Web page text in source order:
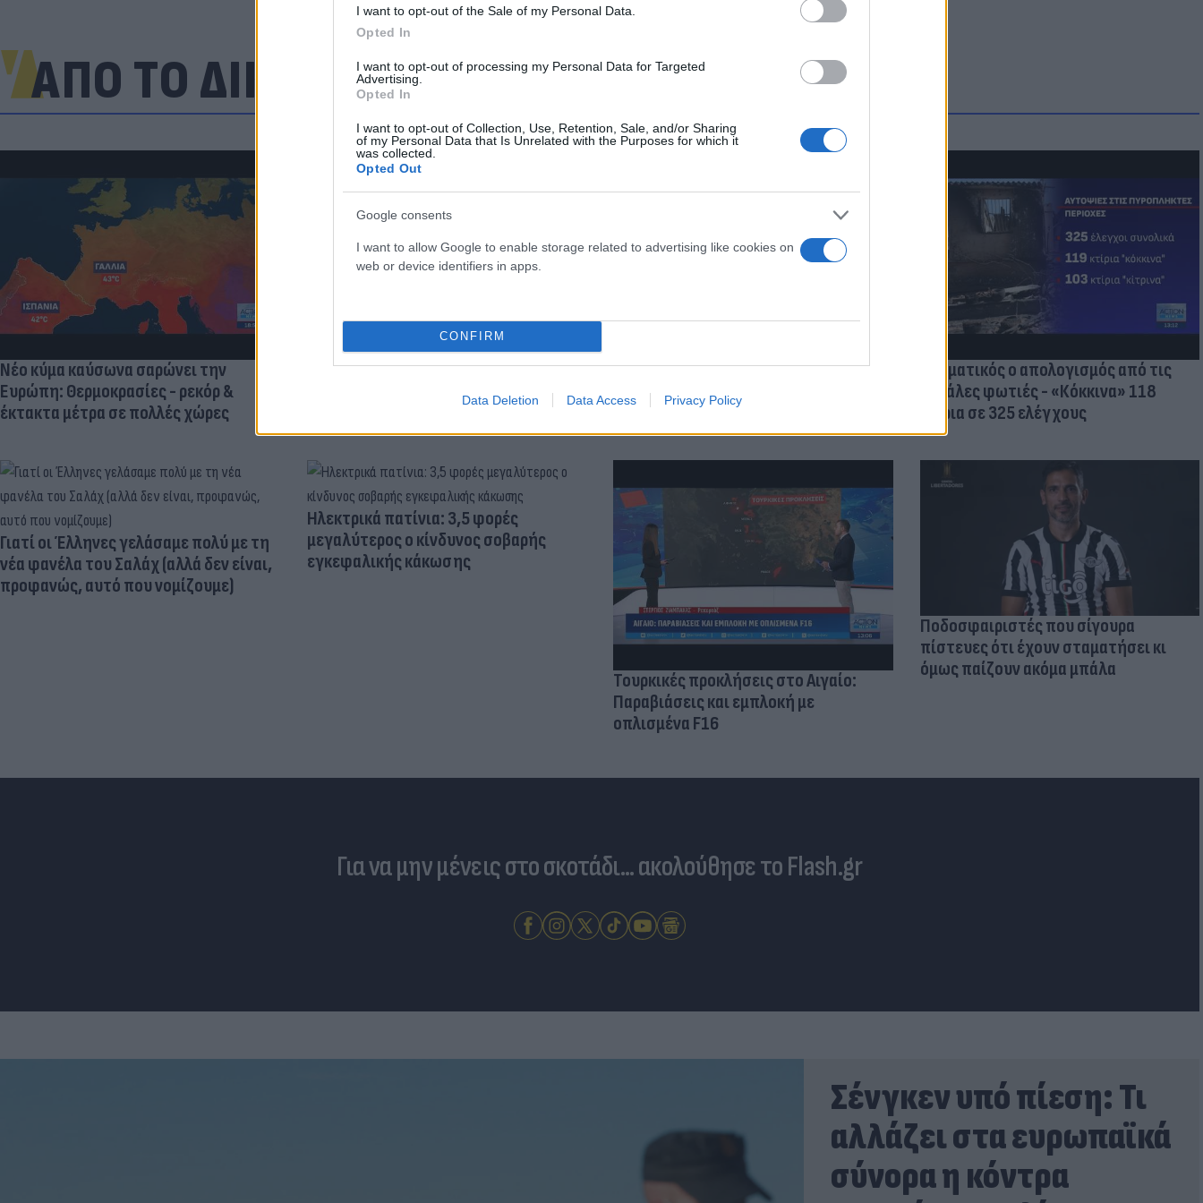
I want to opt-out of the Sale of my Personal Data.
Opted In
I want to opt-out of processing my Personal Data for Targeted
Advertising.
Opted In
I want to opt-out of Collection, Use, Retention, Sale, and/or Sharing
of my Personal Data that Is Unrelated with the Purposes for which it
was collected.
Opted Out
Google consents
I want to allow Google to enable storage related to advertising like cookies on
web or device identifiers in apps.
CONFIRM
Data Deletion Data Access Privacy Policy
ΑΠΟ ΤΟ ΔΙΚΤΥΟ
Νέο κύμα καύσωνα σαρώνει την
Ευρώπη: Θερμοκρασίες - ρεκόρ &
έκτακτα μέτρα σε πολλές χώρες
εντυπωσίασε στο Instagram, την
σχολίασε και η σύντροφος του
Και οι μαϊμούδες έχουν κατοικίδια! Οι
επιστήμονες ρίχνουν φως στις
Δραματικός ο απολογισμός από τις
μεγάλες φωτιές - «Κόκκινα» 118
κτίρια σε 325 ελέγχους
Γιατί οι Έλληνες γελάσαμε πολύ με τη
νέα φανέλα του Σαλάχ (αλλά δεν είναι,
προφανώς, αυτό που νομίζουμε)
Ηλεκτρικά πατίνια: 3,5 φορές
μεγαλύτερος ο κίνδυνος σοβαρής
εγκεφαλικής κάκωσης
Τουρκικές προκλήσεις στο Αιγαίο:
Παραβιάσεις και εμπλοκή με
οπλισμένα F16
Ποδοσφαιριστές που σίγουρα
πίστευες ότι έχουν σταματήσει κι
όμως παίζουν ακόμα μπάλα
Για να μην μένεις στο σκοτάδι... ακολούθησε το Flash.gr
Σένγκεν υπό πίεση: Τι
αλλάζει στα ευρωπαϊκά
σύνορα η κόντρα